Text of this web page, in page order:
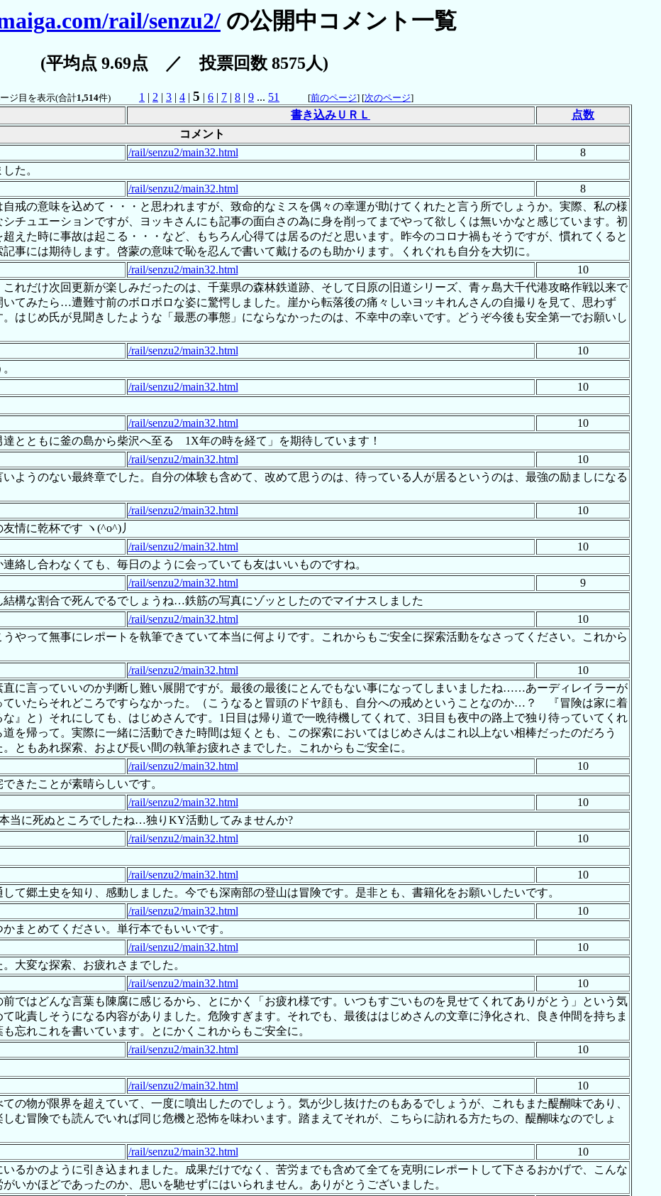
rail/senzu2/ の公開中コメント一覧
(平均点 9.69点 ／ 投票回数 8575人)
ジ目を表示(合計1,514件) 1 | 2 | 3 | 4 | 5 | 6 | 7 | 8 | 9 ... 51 [前のページ] [次のページ]
書き込みＵＲＬ
点数
コメント
/rail/senzu2/main32.html
8
た。
/rail/senzu2/main32.html
8
戒の意味を込めて・・・と思われますが、致命的なミスを偶々の幸運が助けてくれたと言う所でしょうか。実際、私の様
チュエーションですが、ヨッキさんにも記事の面白さの為に身を削ってまでやって欲しくは無いかなと感じています。初
えた時に事故は起こる・・・など、もちろん心得ては居るのだと思います。昨今のコロナ禍もそうですが、慣れてくると
事には期待します。啓蒙の意味で恥を忍んで書いて戴けるのも助かります。くれぐれも自分を大切に。
/rail/senzu2/main32.html
10
れだけ次回更新が楽しみだったのは、千葉県の森林鉄道跡、そして日原の旧道シリーズ、青ヶ島大千代港攻略作戦以来で
てみたら…遭難寸前のボロボロな姿に驚愕しました。崖から転落後の痛々しいヨッキれんさんの自撮りを見て、思わず
はじめ氏が見聞きしたような「最悪の事態」にならなかったのは、不幸中の幸いです。どうぞ今後も安全第一でお願いし
/rail/senzu2/main32.html
10
/rail/senzu2/main32.html
10
/rail/senzu2/main32.html
10
ともに釜の島から柴沢へ至る 1X年の時を経て」を期待しています！
/rail/senzu2/main32.html
10
ようのない最終章でした。自分の体験も含めて、改めて思うのは、待っている人が居るというのは、最強の励ましになる
/rail/senzu2/main32.html
10
情に乾杯です ヽ(^o^)丿
/rail/senzu2/main32.html
10
絡し合わなくても、毎日のように会っていても友はいいものですね。
/rail/senzu2/main32.html
9
構な割合で死んでるでしょうね…鉄筋の写真にゾッとしたのでマイナスしました
/rail/senzu2/main32.html
10
やって無事にレポートを執筆できていて本当に何よりです。これからもご安全に探索活動をなさってください。これから
/rail/senzu2/main32.html
10
に言っていいのか判断し難い展開ですが。最後の最後にとんでもない事になってしまいましたね……あーディレイラーが
ていたらそれどころですらなかった。（こうなると冒頭のドヤ顔も、自分への戒めということなのか…？ 『冒険は家に着
』と）それにしても、はじめさんです。1日目は帰り道で一晩待機してくれて、3日目も夜中の路上で独り待っていてくれ
を帰って。実際に一緒に活動できた時間は短くとも、この探索においてはじめさんはこれ以上ない相棒だったのだろう
ともあれ探索、および長い間の執筆お疲れさまでした。これからもご安全に。
/rail/senzu2/main32.html
10
きたことが素晴らしいです。
/rail/senzu2/main32.html
10
当に死ぬところでしたね…独りKY活動してみませんか?
/rail/senzu2/main32.html
10
/rail/senzu2/main32.html
10
て郷土史を知り、感動しました。今でも深南部の登山は冒険です。是非とも、書籍化をお願いしたいです。
/rail/senzu2/main32.html
10
まとめてください。単行本でもいいです。
/rail/senzu2/main32.html
10
大変な探索、お疲れさまでした。
/rail/senzu2/main32.html
10
ではどんな言葉も陳腐に感じるから、とにかく「お疲れ様です。いつもすごいものを見せてくれてありがとう」という気
叱責しそうになる内容がありました。危険すぎます。それでも、最後ははじめさんの文章に浄化され、良き仲間を持ちま
忘れこれを書いています。とにかくこれからもご安全に。
/rail/senzu2/main32.html
10
/rail/senzu2/main32.html
10
の物が限界を超えていて、一度に噴出したのでしょう。気が少し抜けたのもあるでしょうが、これもまた醍醐味であり、
む冒険でも読んでいれば同じ危機と恐怖を味わいます。踏まえてそれが、こちらに訪れる方たちの、醍醐味なのでしょ
/rail/senzu2/main32.html
10
るかのように引き込まれました。成果だけでなく、苦労までも含めて全てを克明にレポートして下さるおかげで、こんな
いかほどであったのか、思いを馳せずにはいられません。ありがとうございました。